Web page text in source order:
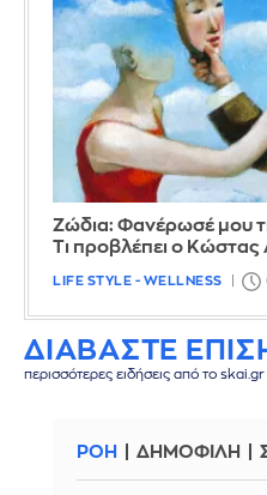
Ζώδια: Φανέρωσέ μου
Τι προβλέπει ο
LIFE STYLE - WELLNESS
ΔΙΑΒΑΣΤΕ
περισσότερες ειδήσεις από το skai.gr
ΡΟΗ ΔΗΜΟΦΙΛΗ